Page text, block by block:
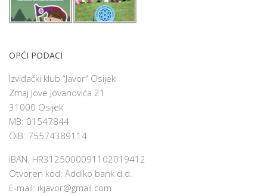
OPĆI PODACI
Izviđački klub “Javor” Osijek
Zmaj Jove Jovanovića 21
31000 Osijek
MB: 01547844
OIB: 75574389114
IBAN: HR3125000091102019412
Otvoren kod: Addiko bank d.d.
E-mail: ikjavor@gmail.com